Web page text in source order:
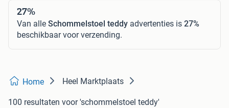
27%
Van alle Schommelstoel teddy advertenties is 27%
beschikbaar voor verzending.
Home Heel Marktplaats
100 resultaten voor 'schommelstoel teddy'